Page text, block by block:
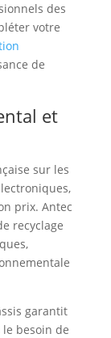
des
votre
de
et
sur les
prix. Antec
recyclage
garantit
besoin de